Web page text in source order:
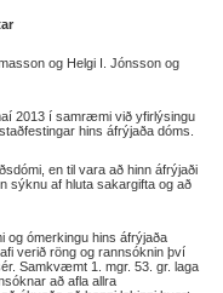
og Helgi I. Jónsson og
2013 í samræmi við yfirlýsingu
hins áfrýjaða dóms.
en til vara að hinn áfrýjaði
sýknu af hluta sakargifta og að
og ómerkingu hins áfrýjaða
verið röng og rannsóknin því
Samkvæmt 1. mgr. 53. gr. laga
að afla allra